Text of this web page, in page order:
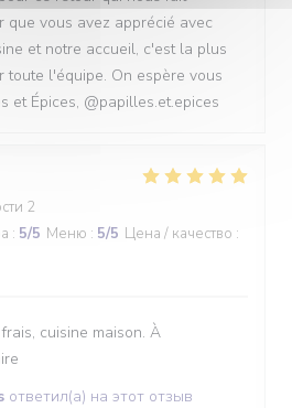
que vous avez apprécié avec
et notre accueil, c'est la plus
toute l'équipe. On espère vous
et Épices, @papilles.et.epices
2
: 5/5 Меню : 5/5 Цена / качество :
cuisine maison. À
ответил(а) на этот отзыв